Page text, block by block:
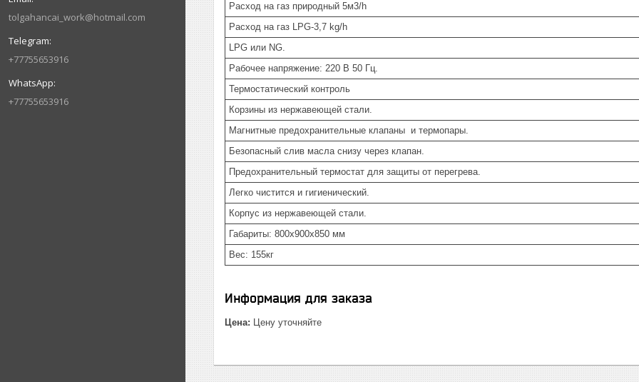
tolgahancai_work@hotmail.com
+77755653916
+77755653916
Расход на газ природный 5м3/h
Расход на газ LPG-3,7 kg/h
LPG или NG.
Рабочее напряжение: 220 В 50 Гц.
Термостатический контроль
Корзины из нержавеющей стали.
Магнитные предохранительные клапаны и термопары.
Безопасный слив масла снизу через клапан.
Предохранительный термостат для защиты от перегрева.
Легко чистится и гигиенический.
Корпус из нержавеющей стали.
Габариты: 800x900x850 мм
Вес: 155кг
Информация для заказа
Цена: Цену уточняйте